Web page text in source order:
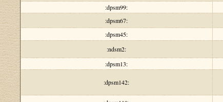
:dpsm99:
:dpsm67:
:dpsm45:
:ndsm2:
:dpsm13:
:dpsm142: